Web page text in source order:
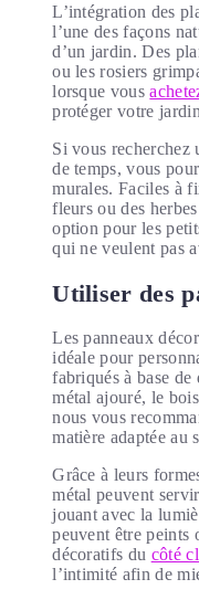
L’intégration des
l’une des façons
d’un jardin. Des
ou les rosiers
lorsque vous
protéger votre
Si vous recherchez
de temps, vous
murales. Faciles à
fleurs ou des
option pour les
qui ne veulent pas
Utiliser des
Les panneaux
idéale pour
fabriqués à base
métal ajouré, le
nous vous
matière adaptée au
Grâce à leurs
métal peuvent
jouant avec la
peuvent être peints
décoratifs du côté
l’intimité afin de